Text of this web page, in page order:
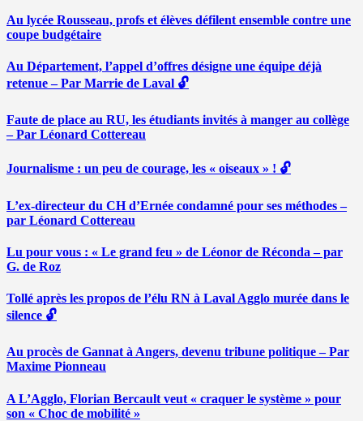
Au lycée Rousseau, profs et élèves défilent ensemble contre une
coupe budgétaire
Au Département, l’appel d’offres désigne une équipe déjà
retenue – Par Marrie de Laval 🔓
Faute de place au RU, les étudiants invités à manger au collège
– Par Léonard Cottereau
Journalisme : un peu de courage, les « oiseaux » ! 🔓
L’ex-directeur du CH d’Ernée condamné pour ses méthodes –
par Léonard Cottereau
Lu pour vous : « Le grand feu » de Léonor de Réconda – par
G. de Roz
Tollé après les propos de l’élu RN à Laval Agglo murée dans le
silence 🔓
Au procès de Gannat à Angers, devenu tribune politique – Par
Maxime Pionneau
A L’Agglo, Florian Bercault veut « craquer le système » pour
son « Choc de mobilité »